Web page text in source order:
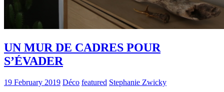
UN MUR DE CADRES POUR
S’ÉVADER
19 February 2019 Déco featured Stephanie Zwicky